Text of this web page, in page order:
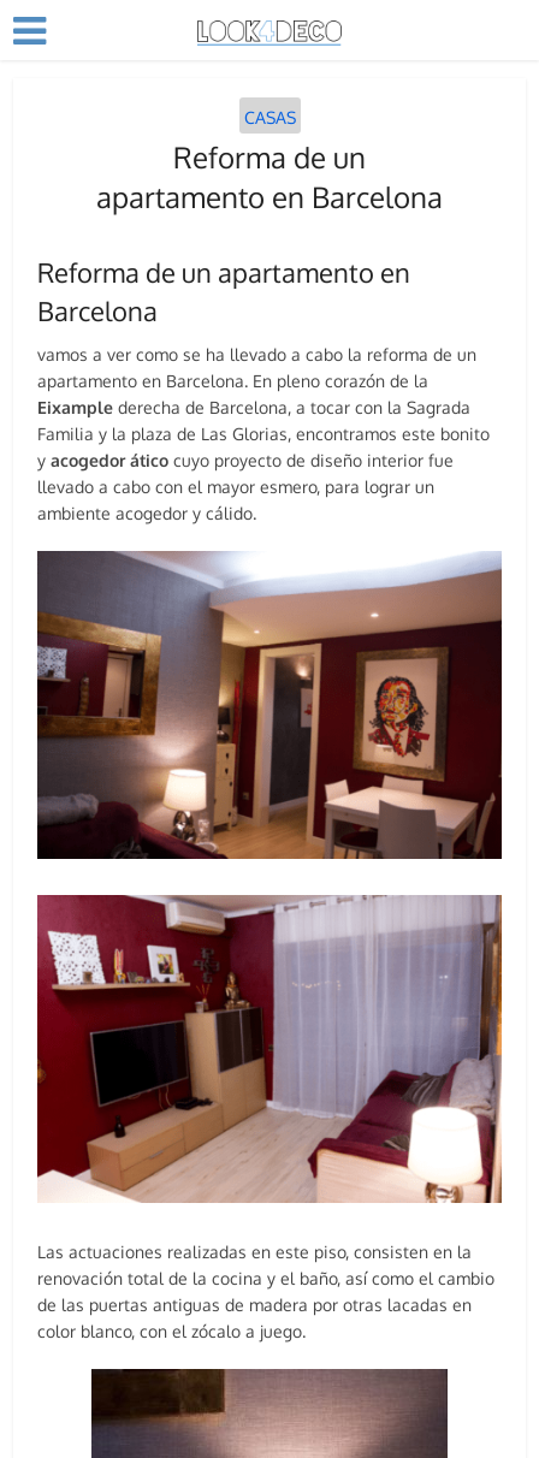
CASAS
Reforma de un
apartamento en Barcelona
Reforma de un apartamento en
Barcelona
vamos a ver como se ha llevado a cabo la reforma de un
apartamento en Barcelona. En pleno corazón de la
Eixample derecha de Barcelona, a tocar con la Sagrada
Familia y la plaza de Las Glorias, encontramos este bonito
yacogedor ático cuyo proyecto de diseño interior fue
llevado a cabo con el mayor esmero, para lograr un
ambiente acogedor y cálido.
Las actuaciones realizadas en este piso, consisten en la
renovación total de la cocina y el baño, así como el cambio
de las puertas antiguas de madera por otras lacadas en
color blanco, con el zócalo a juego.